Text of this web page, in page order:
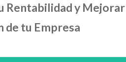
Rentabilidad y Mejorar
de tu Empresa